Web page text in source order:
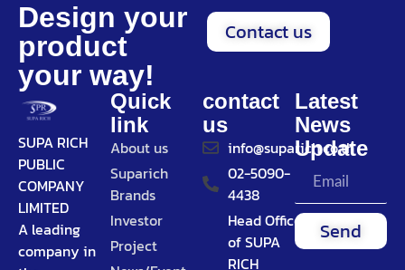
Design your
product
your way!
Contact us
SUPA RICH
PUBLIC
COMPANY
LIMITED
A leading
company in
Quick
link
About us
Suparich
Brands
Investor
Project
contact
us
info@suparich.co.th
02-5090-
4438
Head Office
of SUPA
RICH
Latest
News
Update
Send